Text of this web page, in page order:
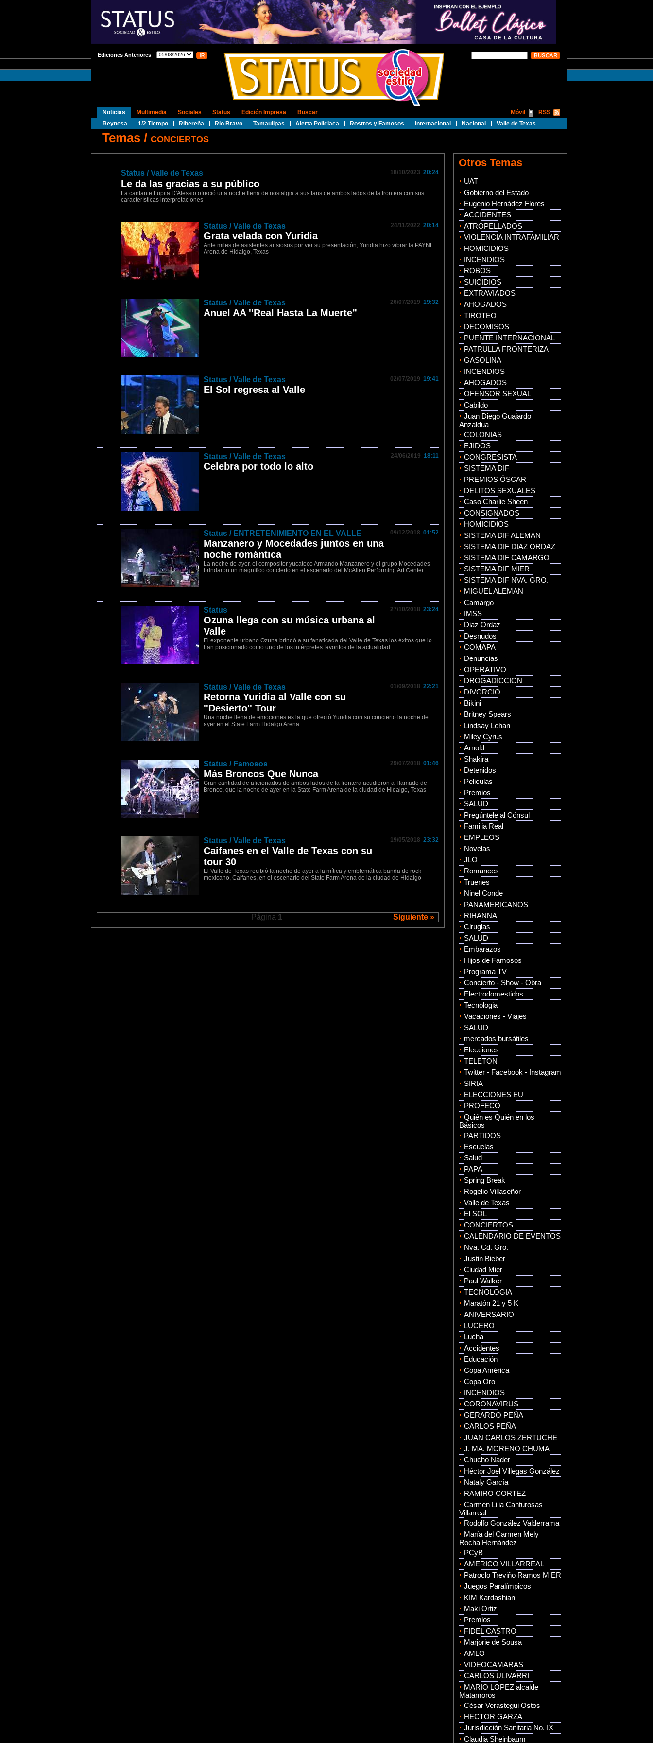
Ediciones Anteriores
Noticias
Reynosa
1/2 Tiempo Ribereña Rio Bravo Tamaulipas Alerta Policiaca Rostros y Famosos Internacional Nacional Valle de Texas
Multimedia Sociales Status Edición Impresa Buscar RSS
Móvil
Temas / CONCIERTOS
Status / Valle de Texas 18/10/2023 20:24
Le da las gracias a su público
La cantante Lupita D'Alessio ofreció una noche llena de nostalgia a sus fans de ambos lados de la frontera con sus
características interpretaciones
Status / Valle de Texas 24/11/2022 20:14
Grata velada con Yuridia
Ante miles de asistentes ansiosos por ver su presentación, Yuridia hizo vibrar la PAYNE
Arena de Hidalgo, Texas
Status / Valle de Texas 26/07/2019 19:32
Anuel AA ''Real Hasta La Muerte”
Status / Valle de Texas 02/07/2019 19:41
El Sol regresa al Valle
Status / Valle de Texas 24/06/2019 18:11
Celebra por todo lo alto
Status / ENTRETENIMIENTO EN EL VALLE 09/12/2018 01:52
Manzanero y Mocedades juntos en una
noche romántica
La noche de ayer, el compositor yucateco Armando Manzanero y el grupo Mocedades
brindaron un magnífico concierto en el escenario del McAllen Performing Art Center.
Status 27/10/2018 23:24
Ozuna llega con su música urbana al
Valle
El exponente urbano Ozuna brindó a su fanaticada del Valle de Texas los éxitos que lo
han posicionado como uno de los intérpretes favoritos de la actualidad.
Status / Valle de Texas 01/09/2018 22:21
Retorna Yuridia al Valle con su
''Desierto'' Tour
Una noche llena de emociones es la que ofreció Yuridia con su concierto la noche de
ayer en el State Farm Hidalgo Arena.
Status / Famosos 29/07/2018 01:46
Más Broncos Que Nunca
Gran cantidad de aficionados de ambos lados de la frontera acudieron al llamado de
Bronco, que la noche de ayer en la State Farm Arena de la ciudad de Hidalgo, Texas
Status / Valle de Texas 19/05/2018 23:32
Caifanes en el Valle de Texas con su
tour 30
El Valle de Texas recibió la noche de ayer a la mítica y emblemática banda de rock
mexicano, Caifanes, en el escenario del State Farm Arena de la ciudad de Hidalgo
Página 1 Siguiente »
Otros Temas
UAT
Gobierno del Estado
Eugenio Hernádez Flores
ACCIDENTES
ATROPELLADOS
VIOLENCIA INTRAFAMILIAR
HOMICIDIOS
INCENDIOS
ROBOS
SUICIDIOS
EXTRAVIADOS
AHOGADOS
TIROTEO
DECOMISOS
PUENTE INTERNACIONAL
PATRULLA FRONTERIZA
GASOLINA
INCENDIOS
AHOGADOS
OFENSOR SEXUAL
Cabildo
Juan Diego Guajardo
Anzaldua
COLONIAS
EJIDOS
CONGRESISTA
SISTEMA DIF
PREMIOS ÓSCAR
DELITOS SEXUALES
Caso Charlie Sheen
CONSIGNADOS
HOMICIDIOS
SISTEMA DIF ALEMAN
SISTEMA DIF DIAZ ORDAZ
SISTEMA DIF CAMARGO
SISTEMA DIF MIER
SISTEMA DIF NVA. GRO.
MIGUEL ALEMAN
Camargo
IMSS
Diaz Ordaz
Desnudos
COMAPA
Denuncias
OPERATIVO
DROGADICCION
DIVORCIO
Bikini
Britney Spears
Lindsay Lohan
Miley Cyrus
Arnold
Shakira
Detenidos
Peliculas
Premios
SALUD
Pregúntele al Cónsul
Familia Real
EMPLEOS
Novelas
JLO
Romances
Truenes
Ninel Conde
PANAMERICANOS
RIHANNA
Cirugias
SALUD
Embarazos
Hijos de Famosos
Programa TV
Concierto - Show - Obra
Electrodomestidos
Tecnologia
Vacaciones - Viajes
SALUD
mercados bursátiles
Elecciones
TELETON
Twitter - Facebook - Instagram
SIRIA
ELECCIONES EU
PROFECO
Quién es Quién en los
Básicos
PARTIDOS
Escuelas
Salud
PAPA
Spring Break
Rogelio Villaseñor
Valle de Texas
El SOL
CONCIERTOS
CALENDARIO DE EVENTOS
Nva. Cd. Gro.
Justin Bieber
Ciudad Mier
Paul Walker
TECNOLOGIA
Maratón 21 y 5 K
ANIVERSARIO
LUCERO
Lucha
Accidentes
Educación
Copa América
Copa Oro
INCENDIOS
CORONAVIRUS
GERARDO PEÑA
CARLOS PEÑA
JUAN CARLOS ZERTUCHE
J. MA. MORENO CHUMA
Chucho Nader
Héctor Joel Villegas González
Nataly García
RAMIRO CORTEZ
Carmen Lilia Canturosas
Villarreal
Rodolfo González Valderrama
María del Carmen Mely
Rocha Hernández
PCyB
AMERICO VILLARREAL
Patroclo Treviño Ramos MIER
Juegos Paralímpicos
KIM Kardashian
Maki Ortiz
Premios
FIDEL CASTRO
Marjorie de Sousa
AMLO
VIDEOCAMARAS
CARLOS ULIVARRI
MARIO LOPEZ alcalde
Matamoros
César Verástegui Ostos
HECTOR GARZA
Jurisdicción Sanitaria No. IX
Claudia Sheinbaum